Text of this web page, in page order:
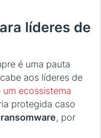
líderes de
é uma pauta
aos líderes de
ecossistema
protegida caso
, por